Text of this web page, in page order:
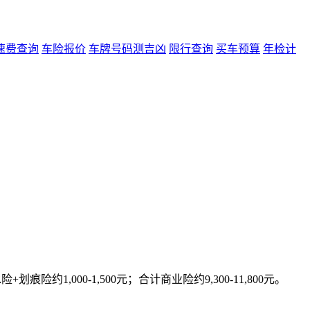
费查询 车险报价 车牌号码测吉凶 限行查询 买车预算 年检计
划痕险约1,000-1,500元；合计商业险约9,300-11,800元。